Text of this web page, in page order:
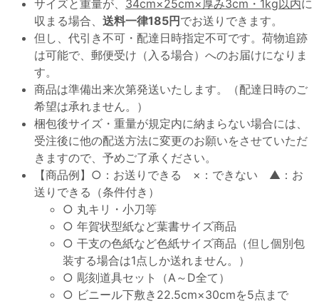
サイズと重量が、 34cm×25cm×厚み3cm・1kg以内に
収まる場合、 送料一律185円 でお送りできます。
但し、代引き不可・配達日時指定不可です。荷物追跡
は可能で、郵便受け（入る場合）へのお届けになりま
す。
商品は準備出来次第発送いたします。（配達日時のご
希望は承れません。）
梱包後サイズ・重量が規定内に納まらない場合には、
受注後に他の配送方法に変更のお願いをさせていただ
きますので、予めご了承ください。
【商品例】○：お送りできる ×：できない ▲：お
送りできる（条件付き）
○ 丸キリ・小刀等
○ 年賀状型紙など葉書サイズ商品
○ 干支の色紙など色紙サイズ商品（但し個別包
装する場合は1点しか送れません。）
○ 彫刻道具セット（A～D全て）
○ ビニール下敷き22.5cm×30cmを5点まで